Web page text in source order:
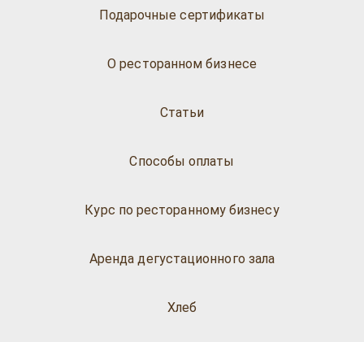
Подарочные сертификаты
О ресторанном бизнесе
Статьи
Способы оплаты
Курс по ресторанному бизнесу
Аренда дегустационного зала
Хлеб